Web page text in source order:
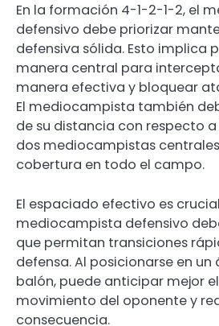
En la formación 4-1-2-1-2, el
defensivo debe priorizar
defensiva sólida. Esto implica
manera central para
manera efectiva y bloquear
El mediocampista también
de su distancia con respecto
dos mediocampistas
cobertura en todo el campo.
El espaciado efectivo es
mediocampista defensivo
que permitan transiciones
defensa. Al posicionarse en
balón, puede anticipar mejor
movimiento del oponente y
consecuencia.